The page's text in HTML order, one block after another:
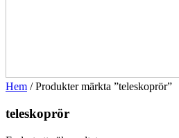
Hem / Produkter märkta ”teleskoprör”
teleskoprör